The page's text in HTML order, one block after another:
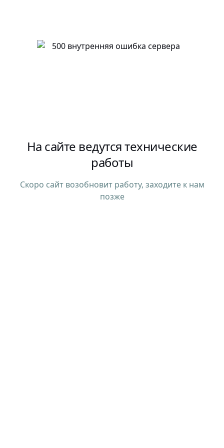
На сайте ведутся технические
работы
Скоро сайт возобновит работу, заходите к нам
позже